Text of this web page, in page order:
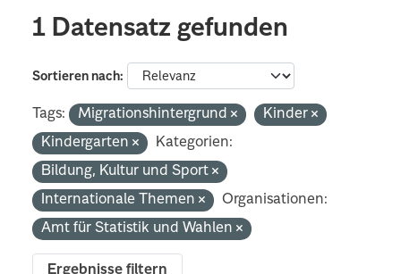
1 Datensatz gefunden
Sortieren nach
Tags: Migrationshintergrund
Kinder
Kindergarten
Kategorien:
Bildung, Kultur und Sport
Internationale Themen
Organisationen:
Amt für Statistik und Wahlen
Ergebnisse filtern